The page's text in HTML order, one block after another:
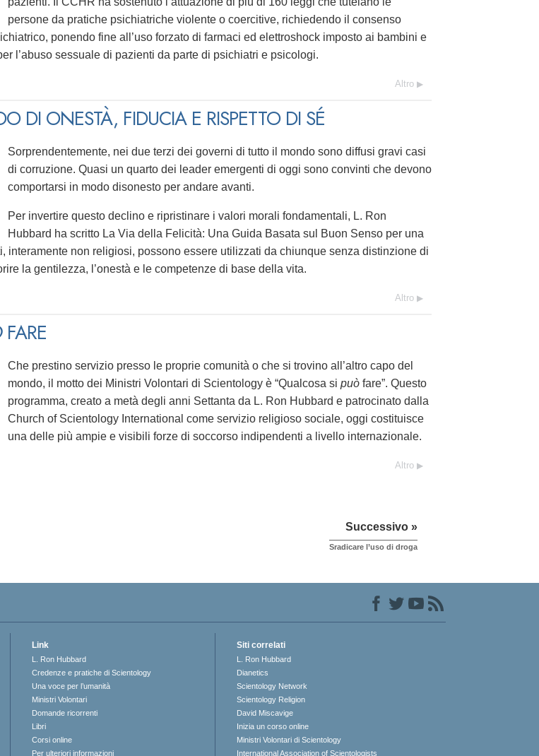
persone da pratiche psichiatriche violente o coercitive, richiedendo il consenso
ponendo fine all’uso forzato di farmaci ed elettroshock imposto ai bambini e
l’abuso sessuale di pazienti da parte di psichiatri e psicologi.
Altro
DI ONESTÀ, FIDUCIA E RISPETTO DI SÉ
Sorprendentemente, nei due terzi dei governi di tutto il mondo sono diffusi gravi casi
di corruzione. Quasi un quarto dei leader emergenti di oggi sono convinti che devono
comportarsi in modo disonesto per andare avanti.
Per invertire questo declino e ripristinare i valori morali fondamentali, L. Ron
Hubbard ha scritto La Via della Felicità: Una Guida Basata sul Buon Senso per una
interamente non religiosi, possono essere utilizzati da chiunque senza distinzione di
la gentilezza, l’onestà e le competenze di base della vita.
Altro
FARE
Che prestino servizio presso le proprie comunità o che si trovino all’altro capo del
mondo, il motto dei Ministri Volontari di Scientology è “Qualcosa si può fare”. Questo
programma, creato a metà degli anni Settanta da L. Ron Hubbard e patrocinato dalla
Church of Scientology International come servizio religioso sociale, oggi costituisce
una delle più ampie e visibili forze di soccorso indipendenti a livello internazionale.
Altro
Successivo »
Sradicare l’uso di droga
Link
L. Ron Hubbard
Credenze e pratiche di Scientology
Una voce per l’umanità
Ministri Volontari
Domande ricorrenti
Libri
Corsi online
Per ulteriori informazioni
Siti correlati
L. Ron Hubbard
Dianetics
Scientology Network
Scientology Religion
David Miscavige
Inizia un corso online
Ministri Volontari di Scientology
International Association of Scientologists